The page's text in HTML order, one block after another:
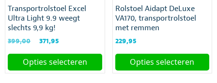
Transportrolstoel Excel
Ultra Light 9.9 weegt
slechts 9,9 kg!
399,00
Oorspronkelijke
was:
€399,00.
371,95
is:
€371,95.
Opties selecteren
Dit
Rolstoel Aidapt DeLuxe
VA170, transportrolstoel
met remmen
229,95
Opties selecteren
Dit